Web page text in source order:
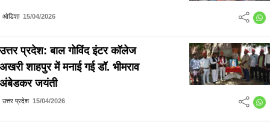
ओडिशा 15/04/2026
उत्तर प्रदेश: बाल गोविंद इंटर कॉलेज
अखरी शाहपुर में मनाई गई डॉ. भीमराव
अंबेडकर जयंती
उत्तर प्रदेश 15/04/2026